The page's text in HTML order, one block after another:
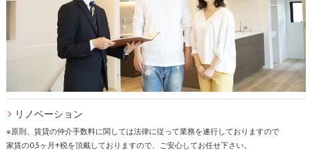
リノベーション
※原則、賃貸の仲介手数料に関しては法律に従って業務を遂行しておりますので
家賃の0,5ヶ月+税を頂戴しておりますので、ご安心してお任せ下さい。